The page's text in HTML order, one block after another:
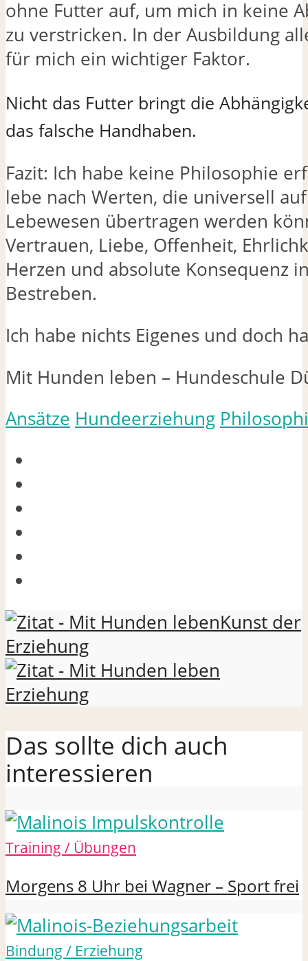
ohne Futter auf, um mich in keine
zu verstricken. In der Ausbildung
für mich ein wichtiger Faktor.
Nicht das Futter bringt die
das falsche Handhaben.
Fazit: Ich habe keine Philosophie
lebe nach Werten, die universell
Lebewesen übertragen werden
Vertrauen, Liebe, Offenheit,
Herzen und absolute Konsequenz
Bestreben.
Ich habe nichts Eigenes und doch
Mit Hunden leben – Hundeschule
Ansätze Hundeerziehung
Kunst der
Erziehung
Erziehung
Das sollte dich auch
interessieren
Training / Übungen
Morgens 8 Uhr bei Wagner – Sport frei
Bindung / Erziehung